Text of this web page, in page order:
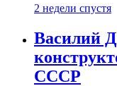
2 недели спустя
Василий
СССР